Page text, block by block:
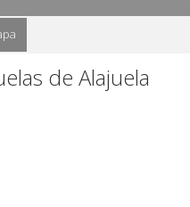
de Alajuela